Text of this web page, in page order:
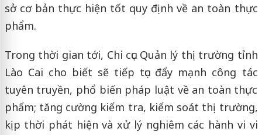
sở cơ bản thực hiện tốt quy định về an toàn thực
phẩm.
Trong thời gian tới, Chi cục Quản lý thị trường tỉnh
Lào Cai cho biết sẽ tiếp tục đẩy mạnh công tác
tuyên truyền, phổ biến pháp luật về an toàn thực
phẩm; tăng cường kiểm tra, kiểm soát thị trường,
kịp thời phát hiện và xử lý nghiêm các hành vi vi